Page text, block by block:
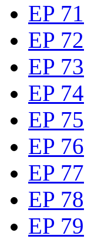
EP 71
EP 72
EP 73
EP 74
EP 75
EP 76
EP 77
EP 78
EP 79